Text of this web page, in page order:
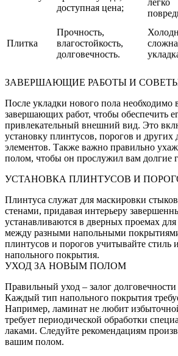
доступная цена;
Плитка
Прочность,
влагостойкость,
долговечность.
ЗАВЕРШАЮЩИЕ РАБОТЫ И
После укладки нового пола необходимо
завершающих работ, чтобы обеспечить
привлекательный внешний вид. Это
установку плинтусов, порогов и других
элементов. Также важно правильно
полом, чтобы он прослужил вам долгие
УСТАНОВКА ПЛИНТУСОВ И
Плинтуса служат для маскировки
стенами, придавая интерьеру
устанавливаются в дверных проемах для
между разными напольными
плинтусов и порогов учитывайте стиль
напольного покрытия.
УХОД ЗА НОВЫМ ПОЛОМ
Правильный уход – залог
Каждый тип напольного покрытия
Например, ламинат не любит
требует периодической обработки
лаками. Следуйте рекомендациям
вашим полом.